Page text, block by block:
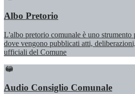
Albo Pretorio
L'albo pretorio comunale è uno
dove vengono pubblicati atti,
ufficiali del Comune
Audio Consiglio Comunale